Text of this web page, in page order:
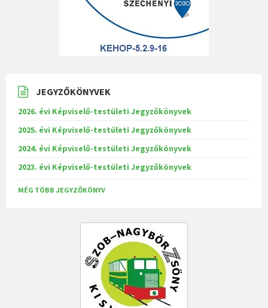
JEGYZŐKÖNYVEK
2026. évi Képviselő-testületi Jegyzőkönyvek
2025. évi Képviselő-testületi Jegyzőkönyvek
2024. évi Képviselő-testületi Jegyzőkönyvek
2023. évi Képviselő-testületi Jegyzőkönyvek
MÉG TÖBB JEGYZŐKÖNYV